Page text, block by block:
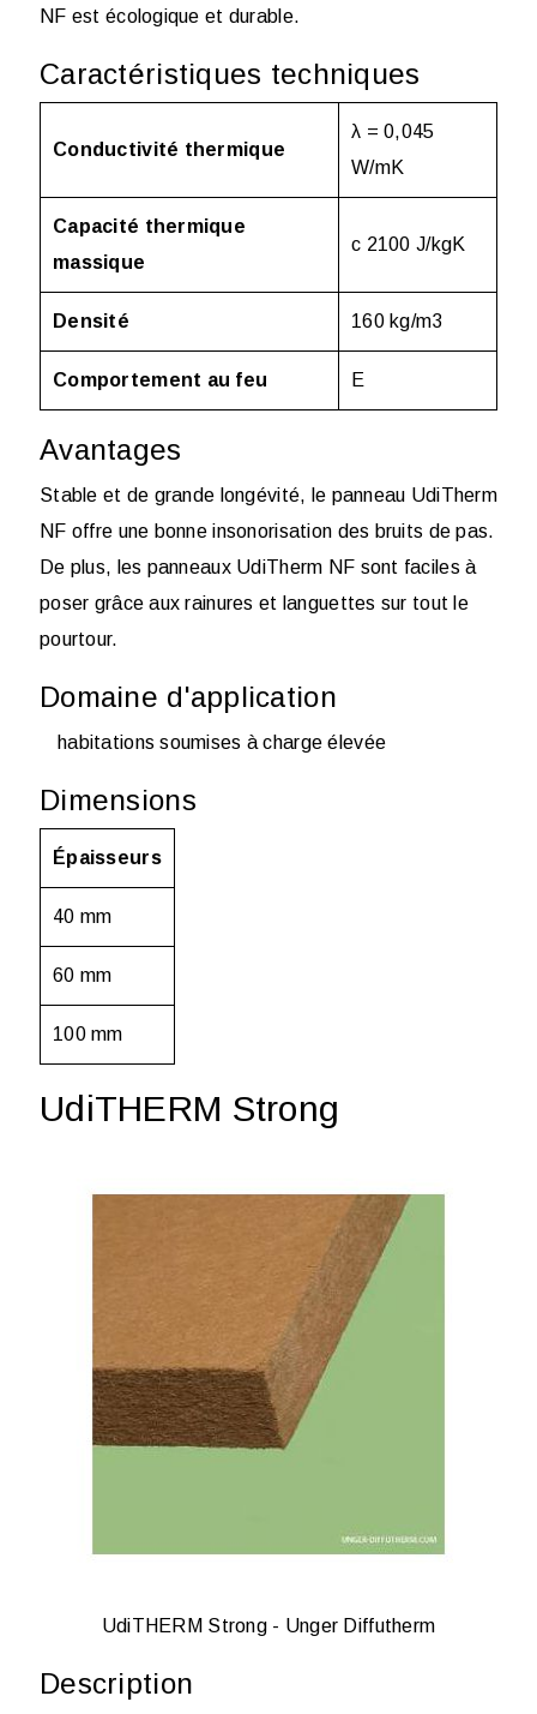
NF est écologique et durable.
Caractéristiques techniques
Conductivité thermique
λ = 0,045
W/mK
Capacité thermique
massique
c 2100 J/kgK
Densité 160 kg/m3
Comportement au feu E
Avantages
Stable et de grande longévité, le panneau UdiTherm
NF offre une bonne insonorisation des bruits de pas.
De plus, les panneaux UdiTherm NF sont faciles à
poser grâce aux rainures et languettes sur tout le
pourtour.
Domaine d'application
habitations soumises à charge élevée
Dimensions
Épaisseurs
40 mm
60 mm
100 mm
UdiTHERM Strong
UdiTHERM Strong - Unger Diffutherm
Description